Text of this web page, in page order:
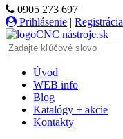
0905 273 697
Prihlásenie | Registrácia
CNC nástroje.sk
Úvod
WEB info
Blog
Katalógy + akcie
Kontakty